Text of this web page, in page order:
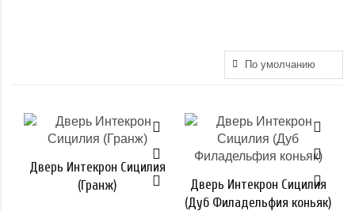
Дверь Интекрон Сицилия
(Гранж)
Дверь Интекрон Сицилия
(Дуб Филадельфия коньяк)